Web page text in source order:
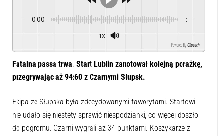
0:00 -:--
1x
Powered By GSpeech
Fatalna passa trwa. Start Lublin zanotował kolejną porażkę,
przegrywając aż 94:60 z Czarnymi Słupsk.
Ekipa ze Słupska była zdecydowanymi faworytami. Startowi
nie udało się niestety sprawić niespodzianki, co więcej doszło
do pogromu. Czarni wygrali aż 34 punktami. Koszykarze z